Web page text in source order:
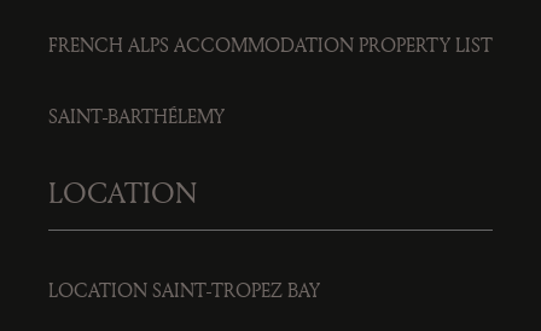
FRENCH ALPS ACCOMMODATION PROPERTY LIST
SAINT-BARTHÉLEMY
LOCATION
LOCATION SAINT-TROPEZ BAY